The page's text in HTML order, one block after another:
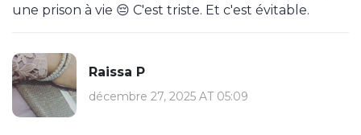
une prison à vie 😔 C'est triste. Et c'est évitable.
Raissa P
décembre 27, 2025 AT 05:09